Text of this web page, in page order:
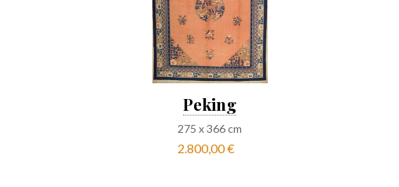
Peking
275 x366cm
2.800,00 €